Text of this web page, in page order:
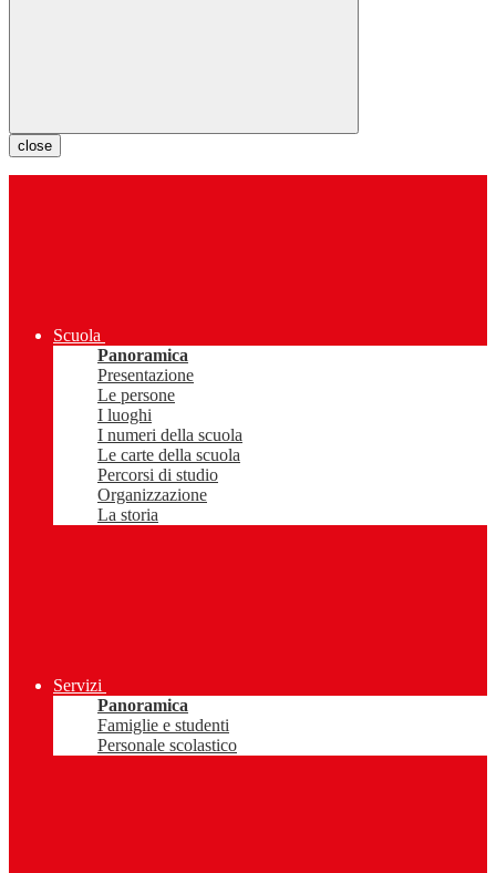
close
Scuola
Panoramica
Presentazione
Le persone
I luoghi
I numeri della scuola
Le carte della scuola
Percorsi di studio
Organizzazione
La storia
Servizi
Panoramica
Famiglie e studenti
Personale scolastico